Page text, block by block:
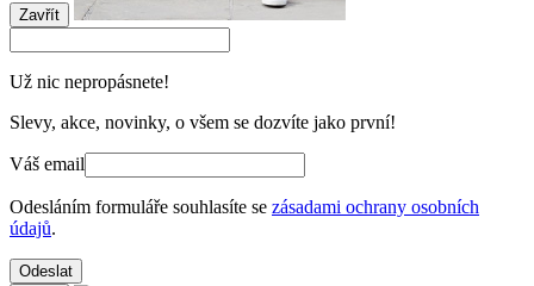
Zavřít
Už nic nepropásnete!
Slevy, akce, novinky, o všem se dozvíte jako první!
Váš email
Odesláním formuláře souhlasíte se zásadami ochrany osobních
údajů.
Odeslat